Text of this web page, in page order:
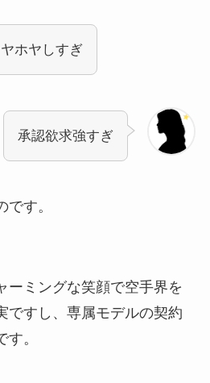
ホヤしすぎ
承認欲求強すぎ
す。
ーミングな笑顔で空手界を
ですし、専属モデルの契約
。